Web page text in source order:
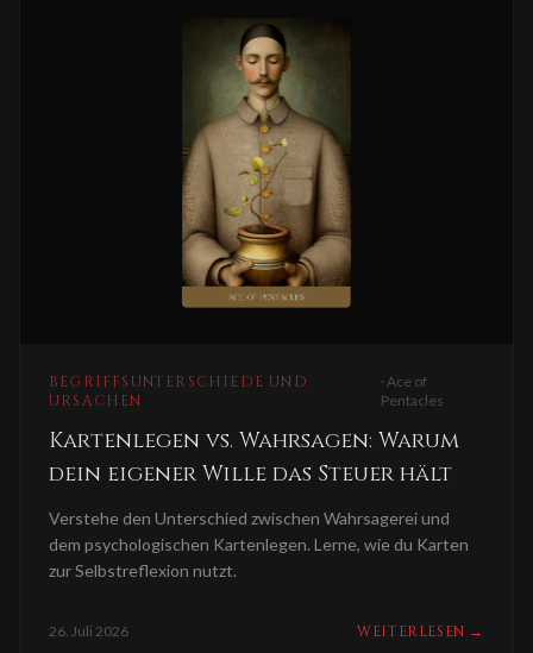
BEGRIFFSUNTERSCHIEDE UND
URSACHEN
· Ace of
Pentacles
Kartenlegen vs. Wahrsagen: Warum
dein eigener Wille das Steuer hält
Verstehe den Unterschied zwischen Wahrsagerei und
dem psychologischen Kartenlegen. Lerne, wie du Karten
zur Selbstreflexion nutzt.
26. Juli 2026 WEITERLESEN →